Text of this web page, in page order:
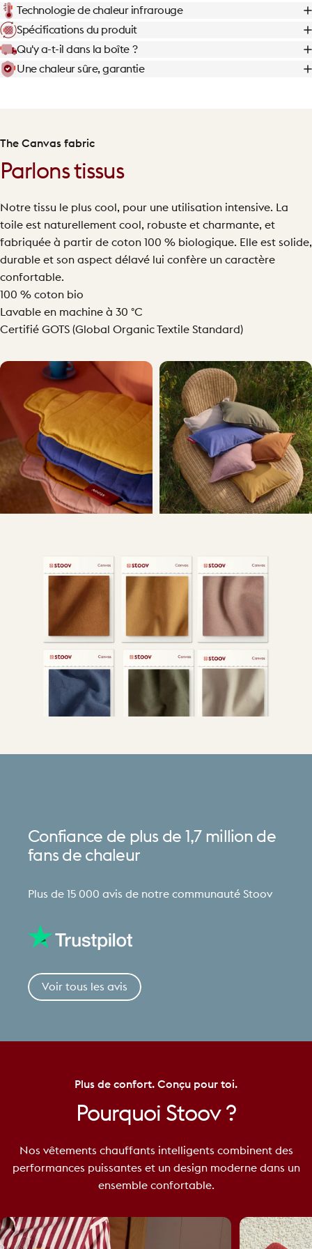
Technologie de chaleur infrarouge
Spécifications du produit
Qu'y a-t-il dans la boîte ?
Une chaleur sûre, garantie
The Canvas fabric
Parlons tissus
Notre tissu le plus cool, pour une utilisation intensive. La
toile est naturellement cool, robuste et charmante, et
fabriquée à partir de coton 100 % biologique. Elle est solide,
durable et son aspect délavé lui confère un caractère
confortable.
100 % coton bio
Lavable en machine à 30 °C
Certifié GOTS (Global Organic Textile Standard)
Confiance de plus de 1,7 million de
fans de chaleur
Plus de 15 000 avis de notre communauté Stoov
Voir tous les avis
Plus de confort. Conçu pour toi.
Pourquoi Stoov ?
Nos vêtements chauffants intelligents combinent des
performances puissantes et un design moderne dans un
ensemble confortable.